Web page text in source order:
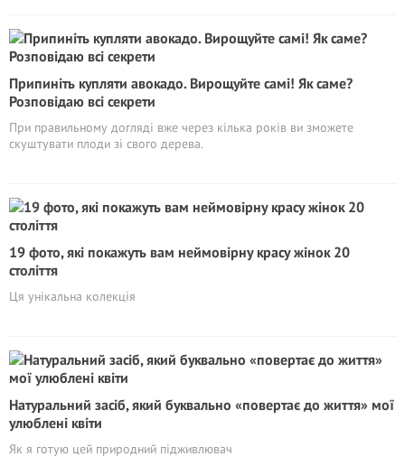
Припиніть купляти авокадо. Вирощуйте самі! Як саме?
Розповідаю всі секрети
При правильному догляді вже через кілька років ви зможете
скуштувати плоди зі свого дерева.
19 фото, які покажуть вам неймовірну красу жінок 20
століття
Ця унікальна колекція
Натуральний засіб, який буквально «повертає до життя» мої
улюблені квіти
Як я готую цей природний підживлювач